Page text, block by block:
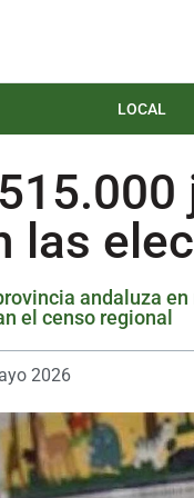
LOCAL
las
andaluza
el censo regional
2026